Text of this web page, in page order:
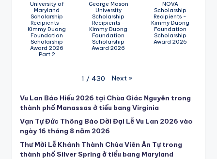
University of
Maryland
Scholarship
Recipients -
Kimmy Duong
Foundation
Scholarship
Award 2026
Part 2
George Mason
University
Scholarship
Recipients -
Kimmy Duong
Foundation
Scholarship
Award 2026
NOVA
Scholarship
Recipients -
Kimmy Duong
Foundation
Scholarship
Award 2026
1 / 430 Next »
Vu Lan Báo Hiếu 2026 tại Chùa Giác Nguyên trong
thành phố Manassas ở tiểu bang Virginia
Vạn Tự Đức Thông Báo Dời Đại Lễ Vu Lan 2026 vào
ngày 16 tháng 8 năm 2026
Thư Mời Lễ Khánh Thành Chùa Viên Ân Tự trong
thành phố Silver Spring ở tiểu bang Maryland